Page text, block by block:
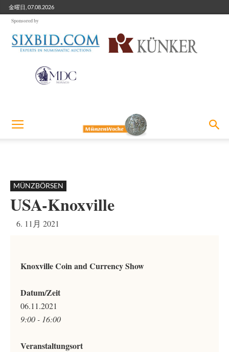
金曜日, 07.08.2026
Sponsored by
MÜNZBÖRSEN
USA-Knoxville
6. 11月 2021
Knoxville Coin and Currency Show
Datum/Zeit
06.11.2021
9:00 - 16:00
Veranstaltungsort